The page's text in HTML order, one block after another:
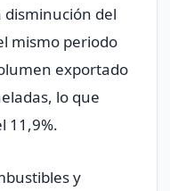
del
mismo periodo
exportado
lo que
11,9%.
y